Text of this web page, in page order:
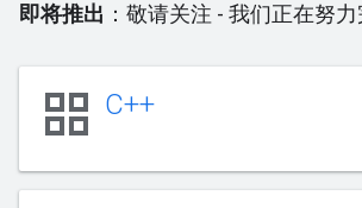
即将推出 ：敬请关注 - 我们正在努
grid_view C++